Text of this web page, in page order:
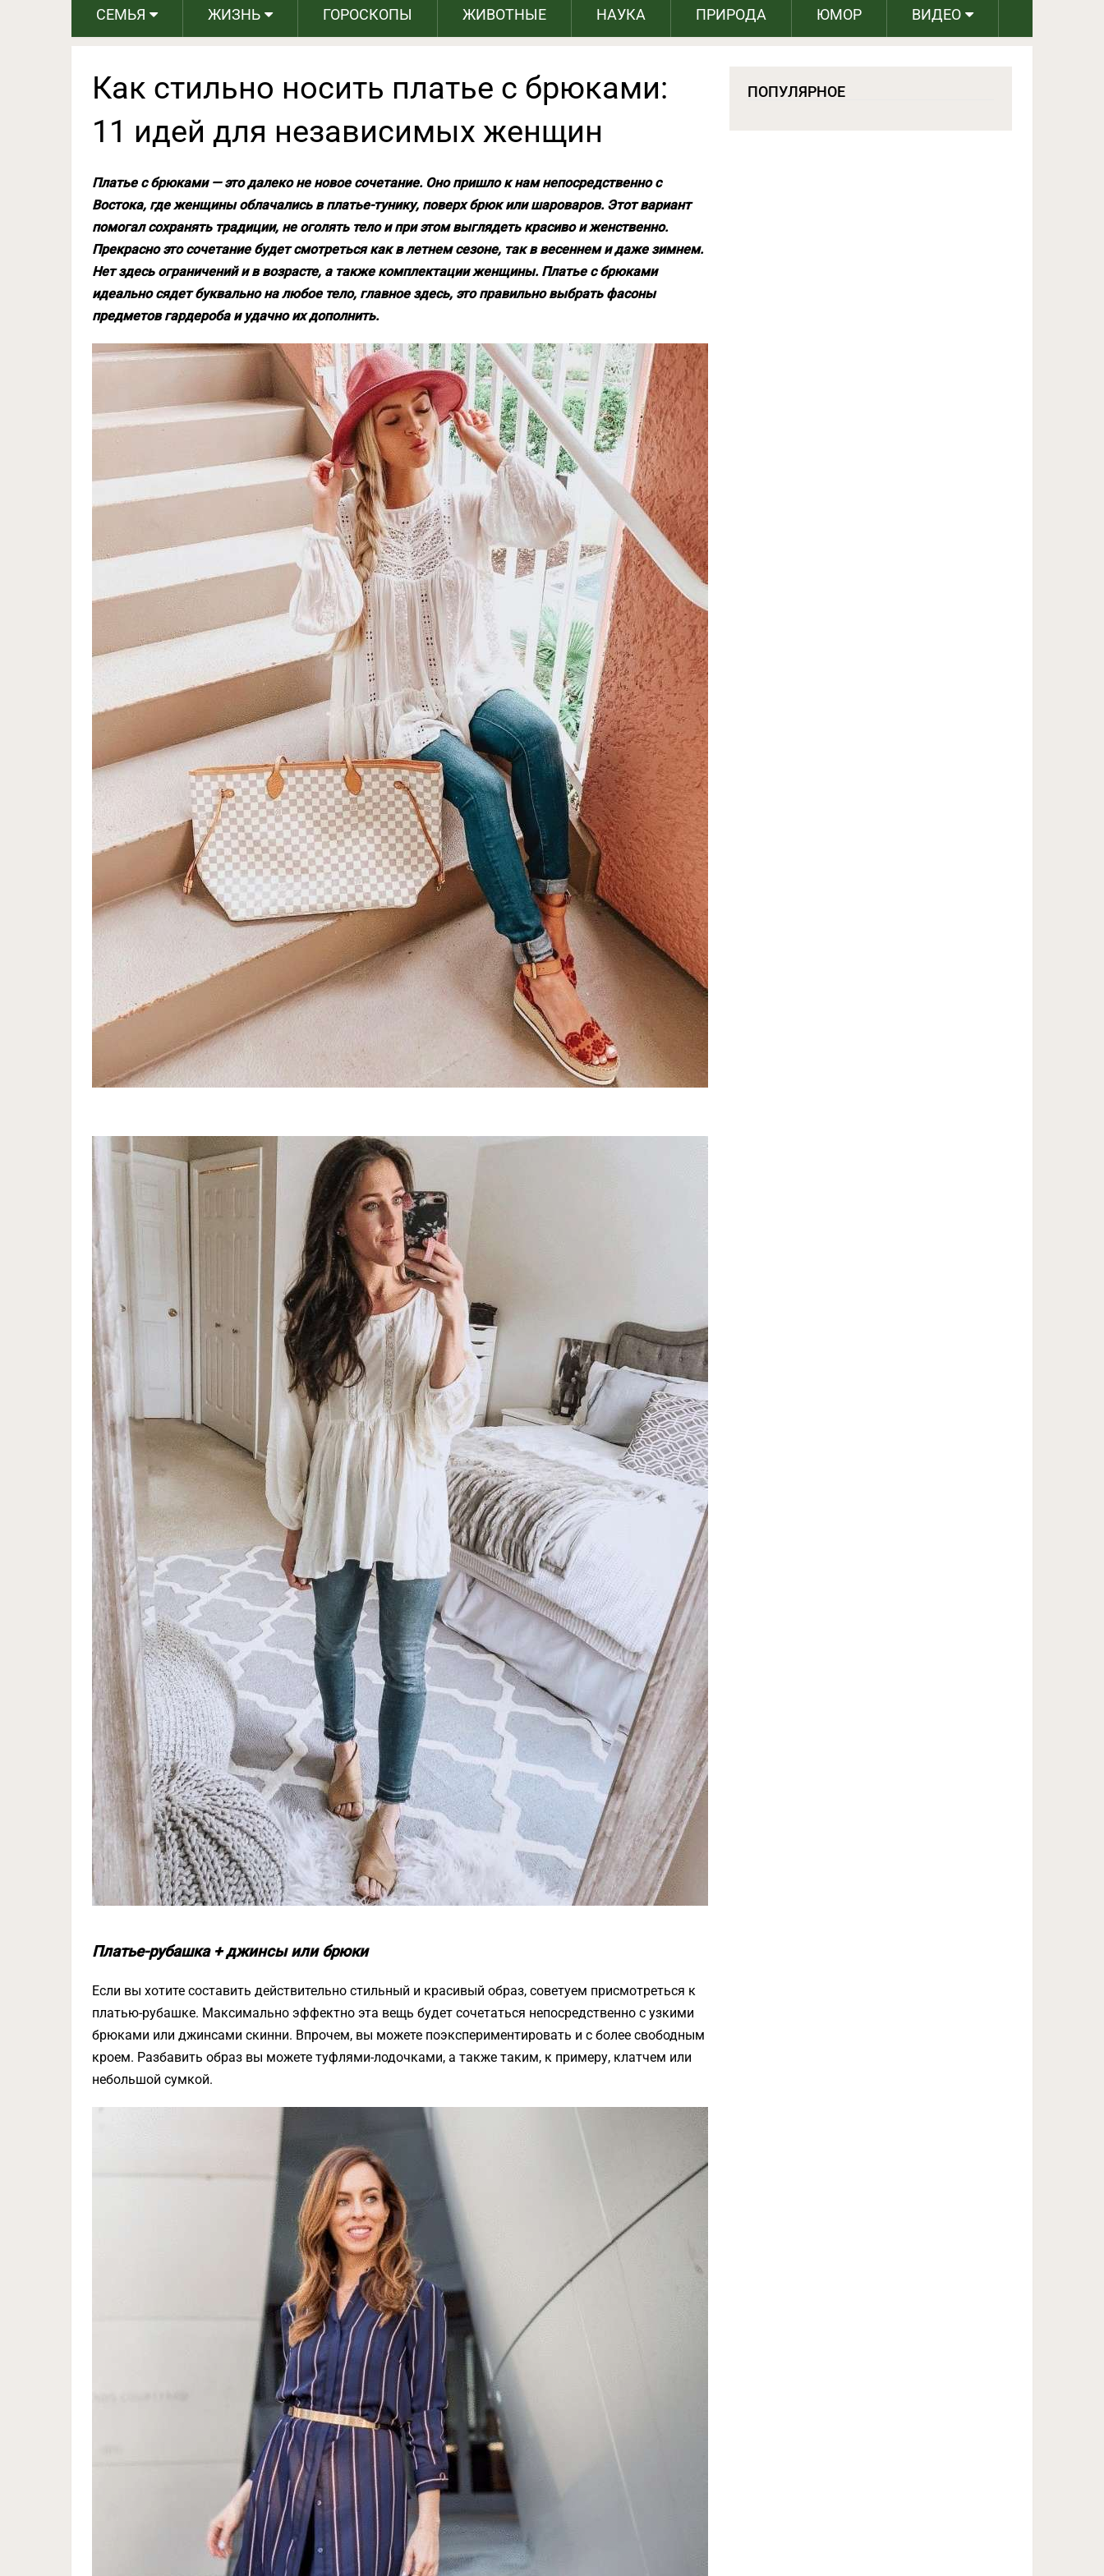
СЕМЬЯ ЖИЗНЬ ГОРОСКОПЫ ЖИВОТНЫЕ НАУКА ПРИРОДА ЮМОР ВИДЕО
Как стильно носить платье с брюками:
11 идей для независимых женщин
Платье с брюками — это далеко не новое сочетание. Оно пришло к нам непосредственно с
Востока, где женщины облачались в платье-тунику, поверх брюк или шароваров. Этот вариант
помогал сохранять традиции, не оголять тело и при этом выглядеть красиво и женственно.
Прекрасно это сочетание будет смотреться как в летнем сезоне, так в весеннем и даже зимнем.
Нет здесь ограничений и в возрасте, а также комплектации женщины. Платье с брюками
идеально сядет буквально на любое тело, главное здесь, это правильно выбрать фасоны
предметов гардероба и удачно их дополнить.
Платье-рубашка + джинсы или брюки
Если вы хотите составить действительно стильный и красивый образ, советуем присмотреться к
платью-рубашке. Максимально эффектно эта вещь будет сочетаться непосредственно с узкими
брюками или джинсами скинни. Впрочем, вы можете поэкспериментировать и с более свободным
кроем. Разбавить образ вы можете туфлями-лодочками, а также таким, к примеру, клатчем или
небольшой сумкой.
ПОПУЛЯРНОЕ